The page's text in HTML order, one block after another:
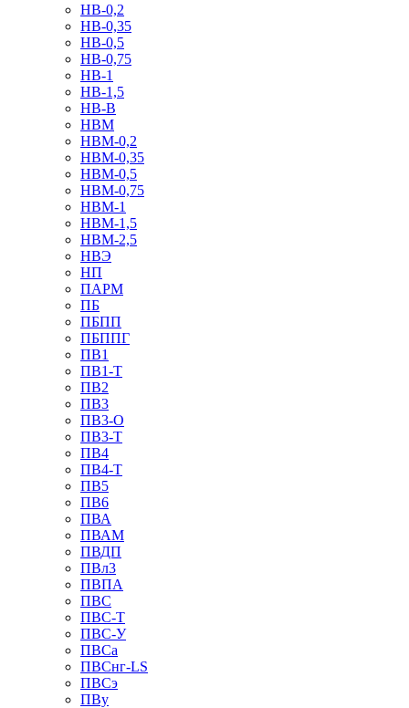
НВ-0,2
НВ-0,35
НВ-0,5
НВ-0,75
НВ-1
НВ-1,5
НВ-В
НВМ
НВМ-0,2
НВМ-0,35
НВМ-0,5
НВМ-0,75
НВМ-1
НВМ-1,5
НВМ-2,5
НВЭ
НП
ПАРМ
ПБ
ПБПП
ПБППГ
ПВ1
ПВ1-Т
ПВ2
ПВ3
ПВ3-О
ПВ3-Т
ПВ4
ПВ4-Т
ПВ5
ПВ6
ПВА
ПВАМ
ПВДП
ПВл3
ПВПА
ПВС
ПВС-Т
ПВС-У
ПВСа
ПВСнг-LS
ПВСэ
ПВу